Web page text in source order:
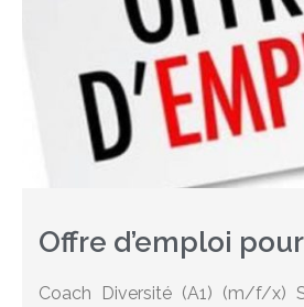
Offre d’emploi
Coach Diversité (A1) (m/f/x)